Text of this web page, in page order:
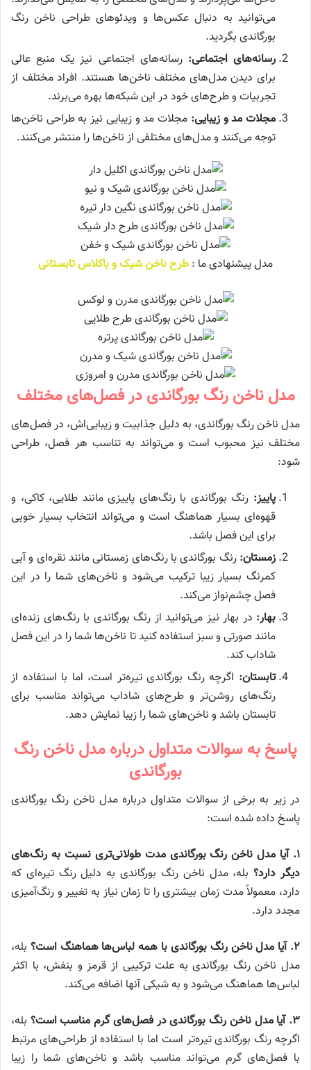
می‌توانید به دنبال عکس‌ها و ویدئوهای طراحی ناخن رنگ
بورگاندی بگردید.
رسانه‌های اجتماعی: رسانه‌های اجتماعی نیز یک منبع عالی
برای دیدن مدل‌های مختلف ناخن‌ها هستند. افراد مختلف از
تجربیات و طرح‌های خود در این شبکه‌ها بهره می‌برند.
مجلات مد و زیبایی: مجلات مد و زیبایی نیز به طراحی ناخن‌ها
توجه می‌کنند و مدل‌های مختلفی از ناخن‌ها را منتشر می‌کنند.
مدل پیشنهادی ما : طرح ناخن شیک و باکلاس تابستانی
مدل ناخن رنگ بورگاندی در فصل‌های مختلف
مدل ناخن رنگ بورگاندی، به دلیل جذابیت و زیبایی‌اش، در فصل‌های
مختلف نیز محبوب است و می‌تواند به تناسب هر فصل، طراحی
شود:
پاییز: رنگ بورگاندی با رنگ‌های پاییزی مانند طلایی، کاکی، و
قهوه‌ای بسیار هماهنگ است و می‌تواند انتخاب بسیار خوبی
برای این فصل باشد.
زمستان: رنگ بورگاندی با رنگ‌های زمستانی مانند نقره‌ای و آبی
کمرنگ بسیار زیبا ترکیب می‌شود و ناخن‌های شما را در این
فصل چشم‌نواز می‌کند.
بهار: در بهار نیز می‌توانید از رنگ بورگاندی با رنگ‌های زنده‌ای
مانند صورتی و سبز استفاده کنید تا ناخن‌ها شما را در این فصل
شاداب کند.
تابستان: اگرچه رنگ بورگاندی تیره‌تر است، اما با استفاده از
رنگ‌های روشن‌تر و طرح‌های شاداب می‌تواند مناسب برای
تابستان باشد و ناخن‌های شما را زیبا نمایش دهد.
پاسخ به سوالات متداول درباره مدل ناخن رنگ
بورگاندی
در زیر به برخی از سوالات متداول درباره مدل ناخن رنگ بورگاندی
پاسخ داده شده است:
۱. آیا مدل ناخن رنگ بورگاندی مدت طولانی‌تری نسبت به رنگ‌های
دیگر دارد؟بله، مدل ناخن رنگ بورگاندی به دلیل رنگ تیره‌ای که
دارد، معمولاً مدت زمان بیشتری را تا زمان نیاز به تغییر و رنگ‌آمیزی
مجدد دارد.
۲. آیا مدل ناخن رنگ بورگاندی با همه لباس‌ها هماهنگ است؟
بله،
مدل ناخن رنگ بورگاندی به علت ترکیبی از قرمز و بنفش، با اکثر
لباس‌ها هماهنگ می‌شود و به شیکی آنها اضافه می‌کند.
۳. آیا مدل ناخن رنگ بورگاندی در فصل‌های گرم مناسب است؟
بله،
اگرچه رنگ بورگاندی تیره‌تر است اما با استفاده از طراحی‌های مرتبط
با فصل‌های گرم می‌تواند مناسب باشد و ناخن‌های شما را زیبا